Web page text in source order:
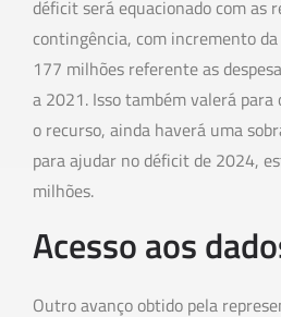
déficit será equacionado com as
contingência, com incremento
177 milhões referente as
a 2021. Isso também valerá para
o recurso, ainda haverá uma
para ajudar no déficit de 2024,
milhões.
Acesso aos
Outro avanço obtido pela